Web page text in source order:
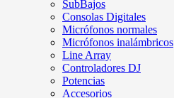
SubBajos
Consolas Digitales
Micrófonos normales
Micrófonos inalámbricos
Line Array
Controladores DJ
Potencias
Accesorios